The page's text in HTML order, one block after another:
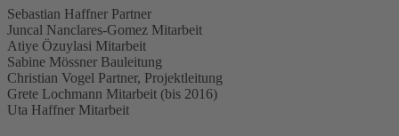
Sebastian Haffner Partner
Juncal Nanclares-Gomez Mitarbeit
Atiye Özuylasi Mitarbeit
Sabine Mössner Bauleitung
Christian Vogel Partner, Projektleitung
Grete Lochmann Mitarbeit (bis 2016)
Uta Haffner Mitarbeit